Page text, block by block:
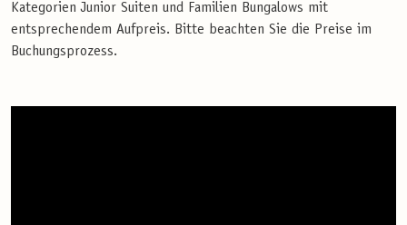
Kategorien Junior Suiten und Familien Bungalows mit
entsprechendem Aufpreis. Bitte beachten Sie die Preise im
Buchungsprozess.